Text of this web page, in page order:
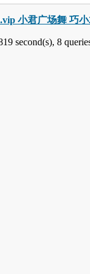
小君广场舞 巧
second(s), 8